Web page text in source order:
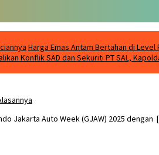
Harga Emas Antam Bertahan di
Konflik SAD dan Sekuriti PT SAL,
Jakarta Auto Week (GJAW) 2025